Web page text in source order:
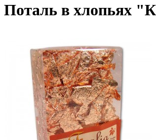
Поталь в хлопьях